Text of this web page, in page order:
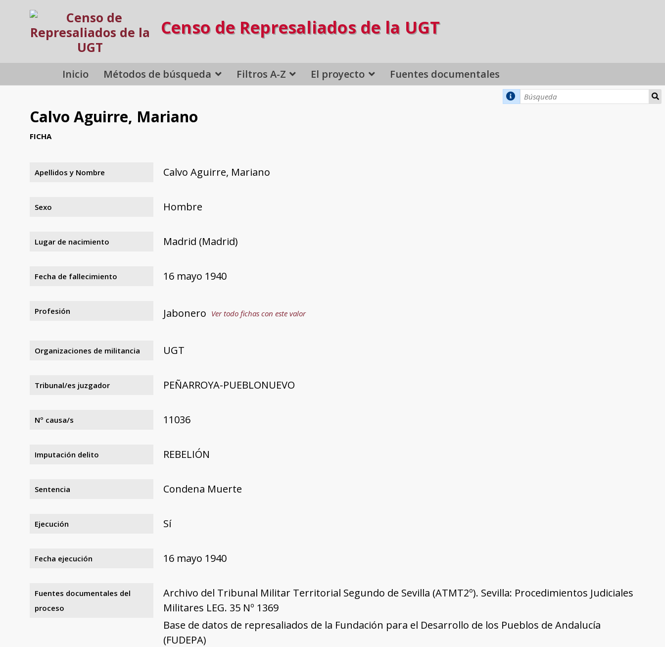
Censo de Represaliados de la UGT
Inicio Métodos de búsqueda Filtros A-Z El proyecto Fuentes documentales
Calvo Aguirre, Mariano
FICHA
Apellidos y Nombre Calvo Aguirre, Mariano
Sexo Hombre
Lugar de nacimiento Madrid (Madrid)
Fecha de fallecimiento 16 mayo 1940
Profesión Jabonero Ver todo fichas con este valor
Organizaciones de militancia UGT
Tribunal/es juzgador PEÑARROYA-PUEBLONUEVO
Nº causa/s 11036
Imputación delito REBELIÓN
Sentencia Condena Muerte
Ejecución Sí
Fecha ejecución 16 mayo 1940
Fuentes documentales del
proceso
Archivo del Tribunal Militar Territorial Segundo de Sevilla (ATMT2º). Sevilla: Procedimientos Judiciales
Militares LEG. 35 Nº 1369
Base de datos de represaliados de la Fundación para el Desarrollo de los Pueblos de Andalucía
(FUDEPA)